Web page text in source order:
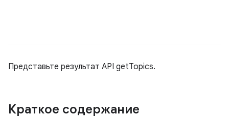
Представьте результат API getTopics.
Краткое содержание